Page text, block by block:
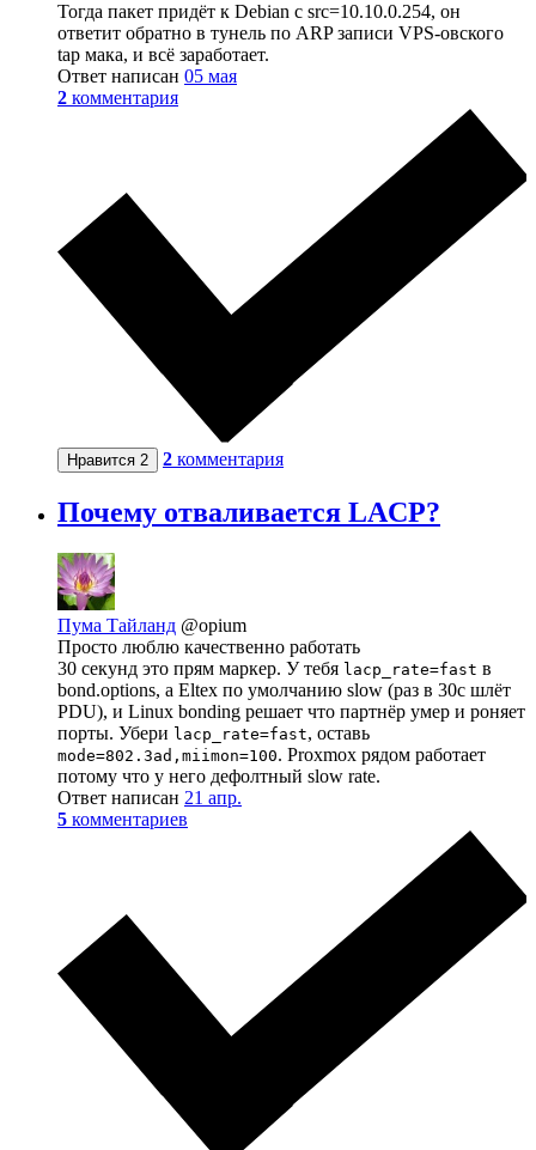
Тогда пакет придёт к Debian с src=10.10.0.254, он
ответит обратно в тунель по ARP записи VPS-овского
tap мака, и всё заработает.
Ответ написан 05 мая
2 комментария
Нравится 2 2 комментария
Почему отваливается LACP?
Пума Тайланд @opium
Просто люблю качественно работать
30 секунд это прям маркер. У тебя lacp_rate=fast в
bond.options, а Eltex по умолчанию slow (раз в 30с шлёт
PDU), и Linux bonding решает что партнёр умер и роняет
порты. Убери lacp_rate=fast, оставь
mode=802.3ad,miimon=100. Proxmox рядом работает
потому что у него дефолтный slow rate.
Ответ написан 21 апр.
5 комментариев